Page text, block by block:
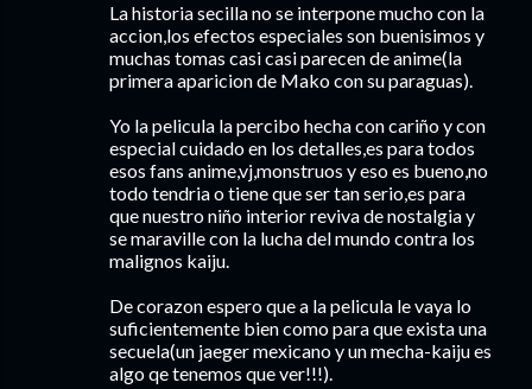
La historia secilla no se interpone mucho con la
accion,los efectos especiales son buenisimos y
muchas tomas casi casi parecen de anime(la
primera aparicion de Mako con su paraguas).
Yo la pelicula la percibo hecha con cariño y con
especial cuidado en los detalles,es para todos
esos fans anime,vj,monstruos y eso es bueno,no
todo tendria o tiene que ser tan serio,es para
que nuestro niño interior reviva de nostalgia y
se maraville con la lucha del mundo contra los
malignos kaiju.
De corazon espero que a la pelicula le vaya lo
suficientemente bien como para que exista una
secuela(un jaeger mexicano y un mecha-kaiju es
algo qe tenemos que ver!!!).